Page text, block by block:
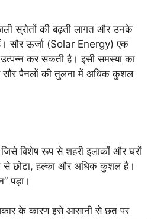
स्रोतों की बढ़ती लागत और उनके
सौर ऊर्जा (Solar Energy) एक
कर सकती है। इसी समस्या का
सौर पैनलों की तुलना में अधिक कुशल
विशेष रूप से शहरी इलाकों और घरों
से छोटा, हल्का और अधिक कुशल है।
पड़ा।
के कारण इसे आसानी से छत पर